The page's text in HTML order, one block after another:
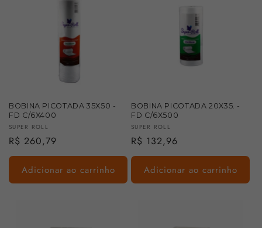
BOBINA PICOTADA 35X50 -
FD C/6X400
Fornecedor:
SUPER ROLL
Preço
normal
R$ 260,79
Adicionar ao carrinho
BOBINA PICOTADA 20X35. -
FD C/6X500
Fornecedor:
SUPER ROLL
Preço
normal
R$ 132,96
Adicionar ao carrinho